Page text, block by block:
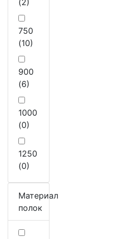
750
(10)
900
(6)
1000
(0)
1250
(0)
Материал
полок